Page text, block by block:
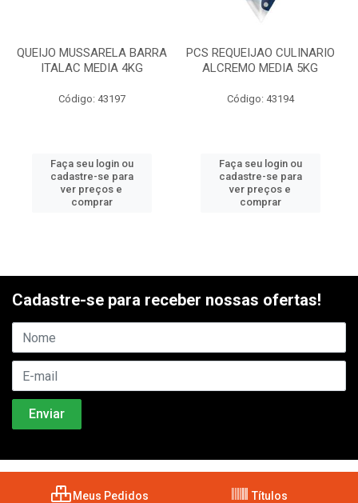
QUEIJO MUSSARELA BARRA
ITALAC MEDIA 4KG
Código: 43197
Faça seu login ou
cadastre-se para
ver preços e
comprar
PCS REQUEIJAO CULINARIO
ALCREMO MEDIA 5KG
Código: 43194
Faça seu login ou
cadastre-se para
ver preços e
comprar
Cadastre-se para receber nossas ofertas!
Meus Pedidos Títulos